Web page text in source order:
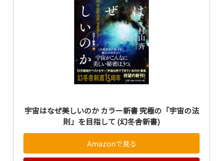
宇宙はなぜ美しいのか カラー新書 究極の「宇宙の法
則」を目指して (幻冬舎新書)
Amazonで見る